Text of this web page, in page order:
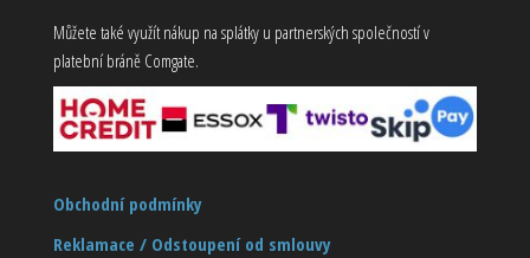
Můžete také využít nákup na splátky u partnerských společností v
platební bráně Comgate.
Obchodní podmínky
Reklamace / Odstoupení od smlouvy